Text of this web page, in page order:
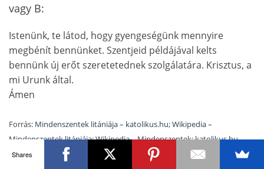
vagy B:
Istenünk, te látod, hogy gyengeségünk mennyire
megbénít bennünket. Szentjeid példájával kelts
bennünk új erőt szeretetednek szolgálatára. Krisztus, a
mi Urunk által.
Ámen
Forrás: Mindenszentek litániája – katolikus.hu;Wikipedia –
Mindenszentek litániája;Wikipedia – Mindenszentek;katolikus.hu
Shares